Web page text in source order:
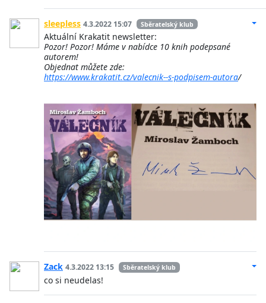
sleepless 4.3.2022 15:07 Sběratelský klub
Aktuální Krakatit newsletter:
Pozor! Pozor! Máme v nabídce 10 knih podepsané
autorem!
Objednat můžete zde:
https://www.krakatit.cz/valecnik--s-podpisem-autora/
Zack 4.3.2022 13:15 Sběratelský klub
co si neudelas!